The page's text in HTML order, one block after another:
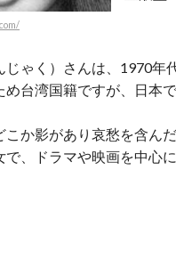
ゃく）さんは、1970年
め台湾国籍ですが、日本
こか影があり哀愁を含ん
で、ドラマや映画を中心